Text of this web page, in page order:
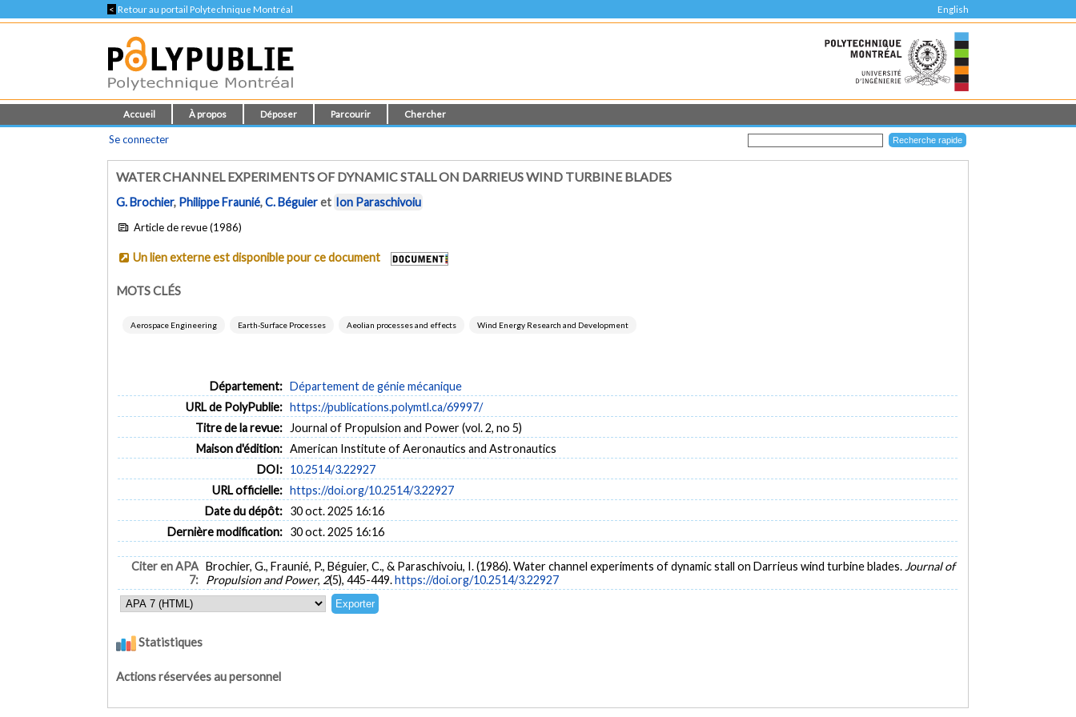
< Retour au portail Polytechnique Montréal English
Accueil À propos Déposer Parcourir Chercher
Se connecter
WATER CHANNEL EXPERIMENTS OF DYNAMIC STALL ON DARRIEUS WIND TURBINE BLADES
G. Brochier, Philippe Fraunié,C. Béguieret Ion Paraschivoiu
Article de revue (1986)
Un lien externe est disponible pour ce document
MOTS CLÉS
Aerospace Engineering Earth-Surface Processes Aeolian processes and effects Wind Energy Research and Development
Département: Département de génie mécanique
URL de PolyPublie: https://publications.polymtl.ca/69997/
Titre de la revue:
Journal of Propulsion and Power (vol. 2, no 5)
Maison d'édition: American Institute of Aeronautics and Astronautics
DOI: 10.2514/3.22927
URL officielle: https://doi.org/10.2514/3.22927
Date du dépôt: 30 oct. 2025 16:16
Dernière modification: 30 oct. 2025 16:16
Citer en APA
7:
Brochier, G., Fraunié, P., Béguier, C., & Paraschivoiu, I. (1986). Water channel experiments of dynamic stall on Darrieus wind turbine blades.Journal of
Propulsion and Power, 2(5), 445-449. https://doi.org/10.2514/3.22927
Statistiques
Actions réservées au personnel